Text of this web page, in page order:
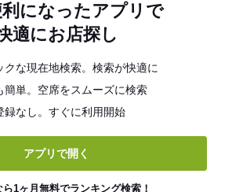
になったアプリで
適にお店探し
クな現在地検索。検索が快適に
簡単。空席をスムーズに検索
録なし。すぐに利用開始
アプリで開く
ら1ヶ月無料でランキング検索！